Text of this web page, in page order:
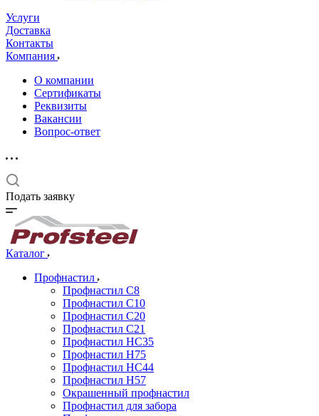
Услуги
Доставка
Контакты
Компания
О компании
Сертификаты
Реквизиты
Вакансии
Вопрос-ответ
Подать заявку
Каталог
Профнастил
Профнастил С8
Профнастил С10
Профнастил С20
Профнастил С21
Профнастил НС35
Профнастил Н75
Профнастил HC44
Профнастил Н57
Окрашенный профнастил
Профнастил для забора